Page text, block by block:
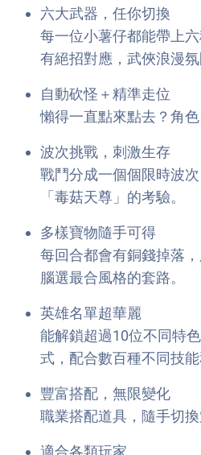
六大武器，任你切換
每一位小薯仔都能帶上
有絕招對應，武俠浪漫氛
自動砍怪＋精準走位
懶得一直點來點去？角
波次挑戰，刺激生存
戰鬥分成一個個限時波
「毒菇天尊」的考驗。
多樣寶物隨手可得
每回合都會有銅錢掉落
腦選最合風格的套路。
英雄名單超華麗
能解鎖超過10位不同特
式，配合數百種不同技
豐富搭配，無限變化
職業搭配道具，隨手切
適合各類玩家